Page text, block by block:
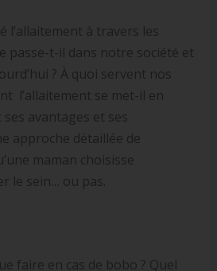
l’allaitement à travers les
passe-t-il dans notre société et
? À quoi servent nos
l’allaitement se met-il en
avantages et ses
approche détaillée de
maman choisisse
le sein… ou pas.
faire en cas de bobo ? Quel